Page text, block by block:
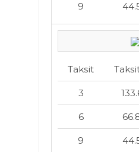
9
Taksit
3
6
9